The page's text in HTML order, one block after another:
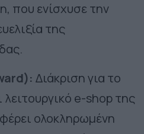
που ενίσχυσε την
της
Διάκριση για το
λειτουργικό e-shop της
ολοκληρωμένη